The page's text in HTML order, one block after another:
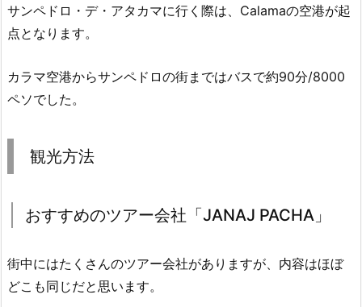
サンペドロ・デ・アタカマに行く際は、Calamaの空港が起
点となります。
カラマ空港からサンペドロの街まではバスで約90分/8000
ペソでした。
観光方法
おすすめのツアー会社「JANAJ PACHA」
街中にはたくさんのツアー会社がありますが、内容はほぼ
どこも同じだと思います。